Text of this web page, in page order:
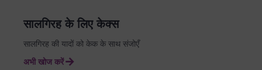
सालगिरह के लिए केक्स
सालगिरह की यादों को केक के साथ संजोएँ
अभी खोज करें